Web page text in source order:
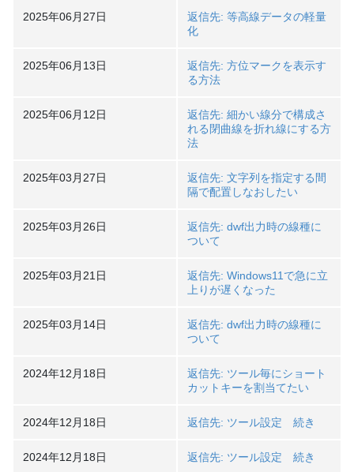
2025年06月27日
返信先: 等高線データの軽量
化
2025年06月13日
返信先: 方位マークを表示す
る方法
2025年06月12日
返信先: 細かい線分で構成さ
れる閉曲線を折れ線にする方
法
2025年03月27日
返信先: 文字列を指定する間
隔で配置しなおしたい
2025年03月26日
返信先: dwf出力時の線種に
ついて
2025年03月21日
返信先: Windows11で急に立
上りが遅くなった
2025年03月14日
返信先: dwf出力時の線種に
ついて
2024年12月18日
返信先: ツール毎にショート
カットキーを割当てたい
2024年12月18日 返信先: ツール設定 続き
2024年12月18日 返信先: ツール設定 続き